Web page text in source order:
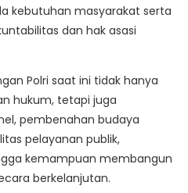
kebutuhan masyarakat serta
dan hak asasi
Polri saat ini tidak hanya
hukum, tetapi juga
pembenahan budaya
pelayanan publik,
kemampuan membangun
berkelanjutan.